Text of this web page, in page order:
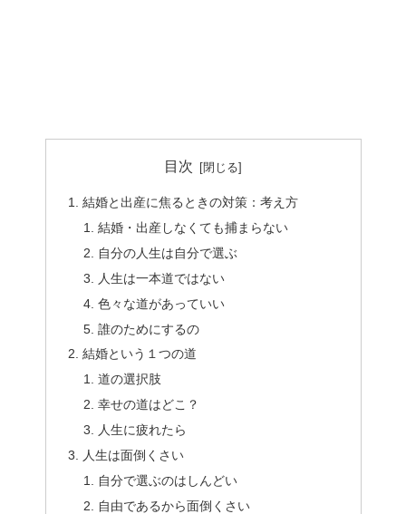
目次
結婚と出産に焦るときの対策：考え方
結婚・出産しなくても捕まらない
自分の人生は自分で選ぶ
人生は一本道ではない
色々な道があっていい
誰のためにするの
結婚という１つの道
道の選択肢
幸せの道はどこ？
人生に疲れたら
人生は面倒くさい
自分で選ぶのはしんどい
自由であるから面倒くさい